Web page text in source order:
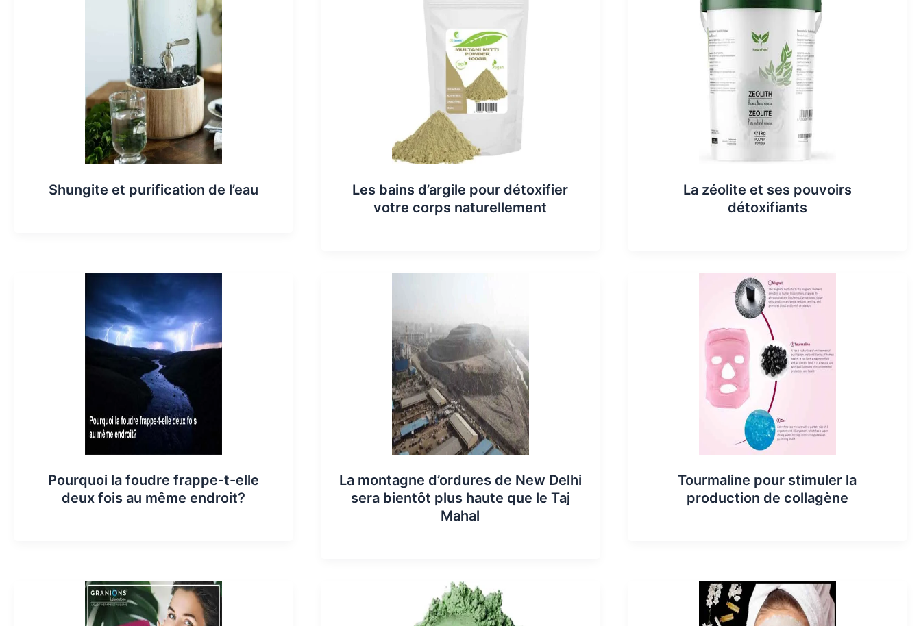
Shungite et purification de l’eau
Les bains d’argile pour détoxifier
votre corps naturellement
La zéolite et ses pouvoirs
détoxifiants
Pourquoi la foudre frappe-t-elle
deux fois au même endroit?
La montagne d’ordures de New Delhi
sera bientôt plus haute que le Taj
Mahal
Tourmaline pour stimuler la
production de collagène